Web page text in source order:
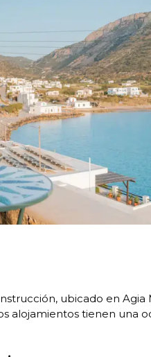
ubicado en Agia
alojamientos tienen una